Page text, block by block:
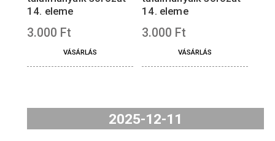
2025. évi Telkes Mária
színesfém
emlékérme, proof – A
14. eleme
3.000Ft
2025. évi Telkes
színesfém
emlékérme, BU – A
14. eleme
3.000Ft